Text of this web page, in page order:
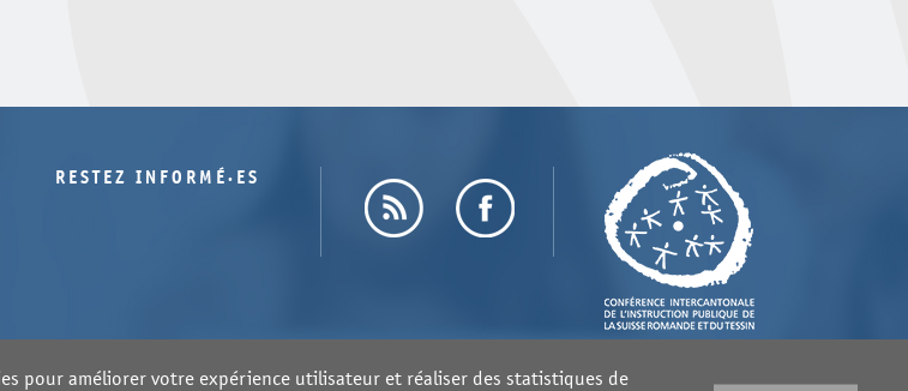
RESTEZ INFORMÉ·ES
pour améliorer votre expérience utilisateur et réaliser des statistiques de